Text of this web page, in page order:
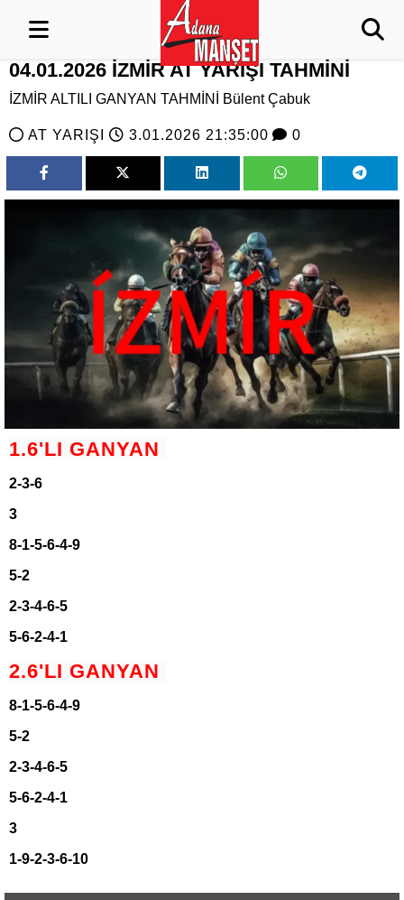
04.01.2026 İZMİR AT YARIŞI TAHMİNİ
İZMİR ALTILI GANYAN TAHMİNİ Bülent Çabuk
AT YARIŞI 3.01.2026 21:35:00 0
1.6'LI GANYAN
2-3-6
3
8-1-5-6-4-9
5-2
2-3-4-6-5
5-6-2-4-1
2.6'LI GANYAN
8-1-5-6-4-9
5-2
2-3-4-6-5
5-6-2-4-1
3
1-9-2-3-6-10